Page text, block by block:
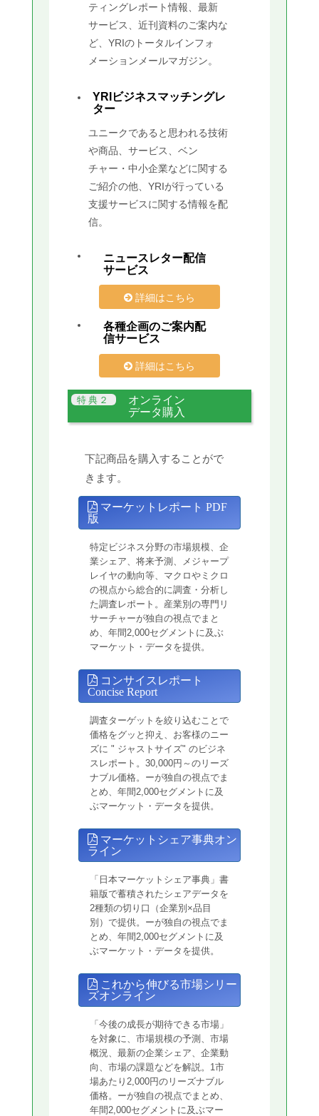
ティングレポート情報、最新
サービス、近刊資料のご案内な
ど、YRIのトータルインフォ
メーションメールマガジン。
YRIビジネスマッチングレ
ター
ユニークであると思われる技術
や商品、サービス、ベン
チャー・中小企業などに関する
ご紹介の他、YRIが行っている
支援サービスに関する情報を配
信。
ニュースレター配信
サービス
詳細はこちら
各種企画のご案内配
信サービス
詳細はこちら
オンライン
データ購入
下記商品を購入することがで
きます。
マーケットレポート PDF
版
特定ビジネス分野の市場規模、企
業シェア、将来予測、メジャープ
レイヤの動向等、マクロやミクロ
の視点から総合的に調査・分析し
た調査レポート。産業別の専門リ
サーチャーが独自の視点でまと
め、年間2,000セグメントに及ぶ
マーケット・データを提供。
コンサイスレポート
Concise Report
調査ターゲットを絞り込むことで
価格をグッと抑え、お客様のニー
ズに " ジャストサイズ" のビジネ
スレポート。30,000円～のリーズ
ナブル価格。ーが独自の視点でま
とめ、年間2,000セグメントに及
ぶマーケット・データを提供。
マーケットシェア事典オン
ライン
「日本マーケットシェア事典」書
籍版で蓄積されたシェアデータを
2種類の切り口（企業別×品目
別）で提供。ーが独自の視点でま
とめ、年間2,000セグメントに及
ぶマーケット・データを提供。
これから伸びる市場シリー
ズオンライン
「今後の成長が期待できる市場」
を対象に、市場規模の予測、市場
概況、最新の企業シェア、企業動
向、市場の課題などを解説。1市
場あたり2,000円のリーズナブル
価格。ーが独自の視点でまとめ、
年間2,000セグメントに及ぶマー